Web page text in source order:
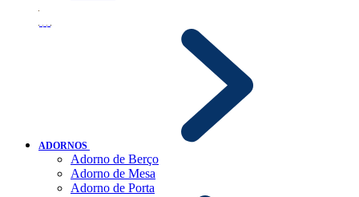
ADORNOS
Adorno de Berço
Adorno de Mesa
Adorno de Porta